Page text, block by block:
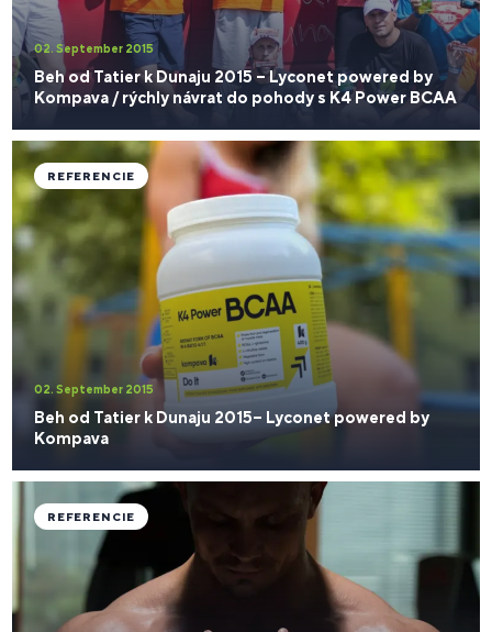
02. September 2015
Beh od Tatier k Dunaju 2015 – Lyconet powered by
Kompava / rýchly návrat do pohody s K4 Power BCAA
02. September 2015
Beh od Tatier k Dunaju 2015– Lyconet powered by
Kompava
REFERENCIE
REFERENCIE